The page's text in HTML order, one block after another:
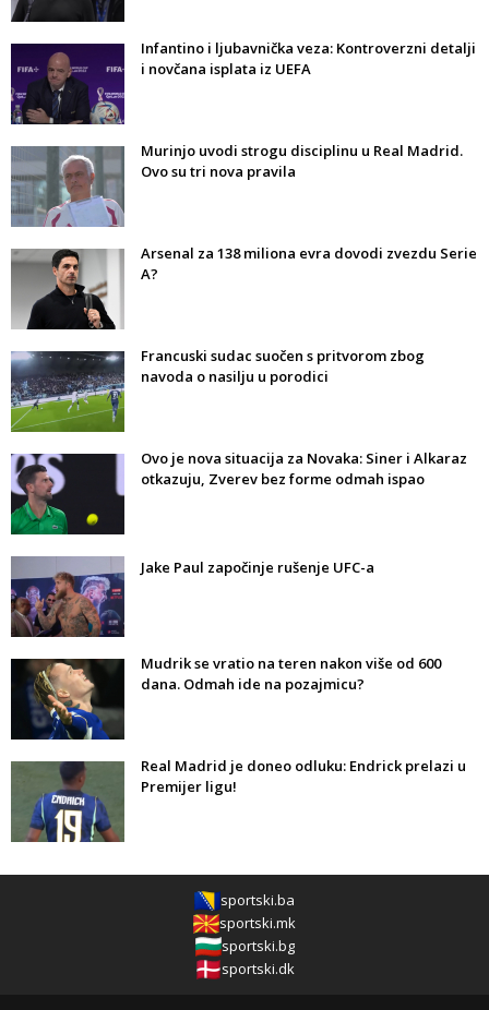
Infantino i ljubavnička veza: Kontroverzni detalji
i novčana isplata iz UEFA
Murinjo uvodi strogu disciplinu u Real Madrid.
Ovo su tri nova pravila
Arsenal za 138 miliona evra dovodi zvezdu Serie
A?
Francuski sudac suočen s pritvorom zbog
navoda o nasilju u porodici
Ovo je nova situacija za Novaka: Siner i Alkaraz
otkazuju, Zverev bez forme odmah ispao
Jake Paul započinje rušenje UFC-a
Mudrik se vratio na teren nakon više od 600
dana. Odmah ide na pozajmicu?
Real Madrid je doneo odluku: Endrick prelazi u
Premijer ligu!
sportski.ba
sportski.mk
sportski.bg
sportski.dk